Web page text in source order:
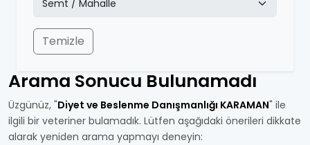
Temizle
Arama Sonucu Bulunamadı
Üzgünüz, "Diyet ve Beslenme Danışmanlığı KARAMAN" ile
ilgili bir veteriner bulamadık. Lütfen aşağıdaki önerileri dikkate
alarak yeniden arama yapmayı deneyin: